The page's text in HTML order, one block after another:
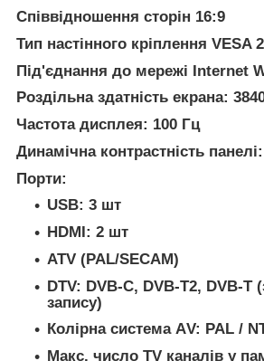
Співвідношення сторін 16:9
Тип настінного кріплення VESA
Під'єднання до мережі Internet
Роздільна здатність екрана:
Частота дисплея: 100 Гц
Динамічна контрастність
Порти:
USB: 3 шт
HDMI: 2 шт
ATV (PAL/SECAM)
DTV: DVB-C, DVB-T2, DVB-T
запису)
Колірна система АV: PAL /
Макс. число TV каналів у